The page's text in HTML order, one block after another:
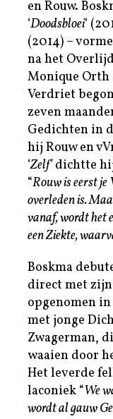
en Rouw.
‘Doodsbloei‘
(2014) –
na het
Monique
Verdriet
zeven
Gedichten in
hij Rouw en
‘Zelf’dichtte
“Rouw is eerst je
overleden is.
vanaf, wordt het
een Ziekte,
Boskma
direct met
opgenomen in
met jonge
Zwagerman,
waaien door
Het leverde
laconiek “We
wordt al gauw